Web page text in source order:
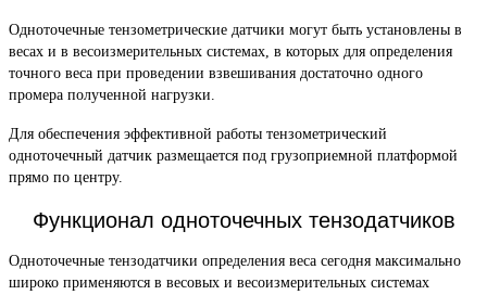
Одноточечные тензометрические датчики могут быть установлены в
весах и в весоизмерительных системах, в которых для определения
точного веса при проведении взвешивания достаточно одного
промера полученной нагрузки.
Для обеспечения эффективной работы тензометрический
одноточечный датчик размещается под грузоприемной платформой
прямо по центру.
Функционал одноточечных тензодатчиков
Одноточечные тензодатчики определения веса сегодня максимально
широко применяются в весовых и весоизмерительных системах